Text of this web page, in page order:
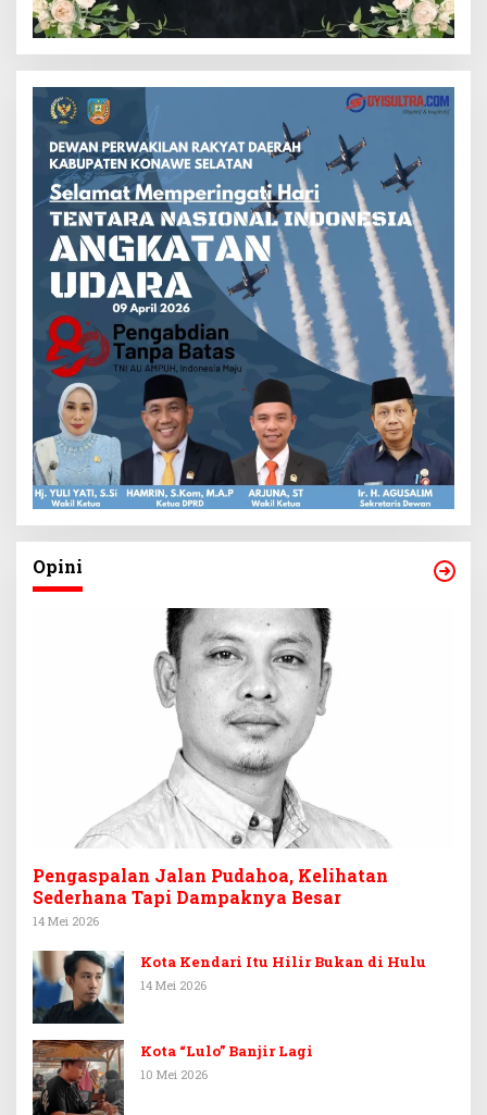
Opini
Pengaspalan Jalan Pudahoa, Kelihatan
Sederhana Tapi Dampaknya Besar
14 Mei 2026
Kota Kendari Itu Hilir Bukan di Hulu
14 Mei 2026
Kota “Lulo” Banjir Lagi
10 Mei 2026